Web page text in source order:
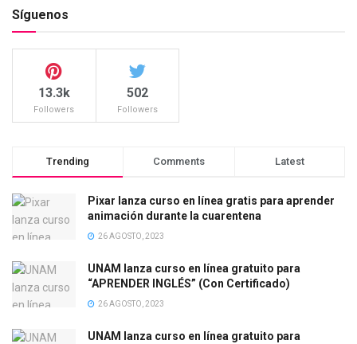
Síguenos
13.3k
Followers
502
Followers
Trending Comments Latest
Pixar lanza curso en línea gratis para aprender
animación durante la cuarentena
26 AGOSTO, 2023
UNAM lanza curso en línea gratuito para
“APRENDER INGLÉS” (Con Certificado)
26 AGOSTO, 2023
UNAM lanza curso en línea gratuito para